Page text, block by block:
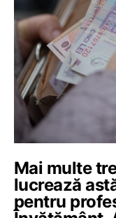
Mai multe
lucrează
pentru